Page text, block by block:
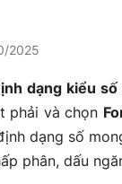
2025
dạng kiểu
phải và chọn
dạng số
phân, dấu